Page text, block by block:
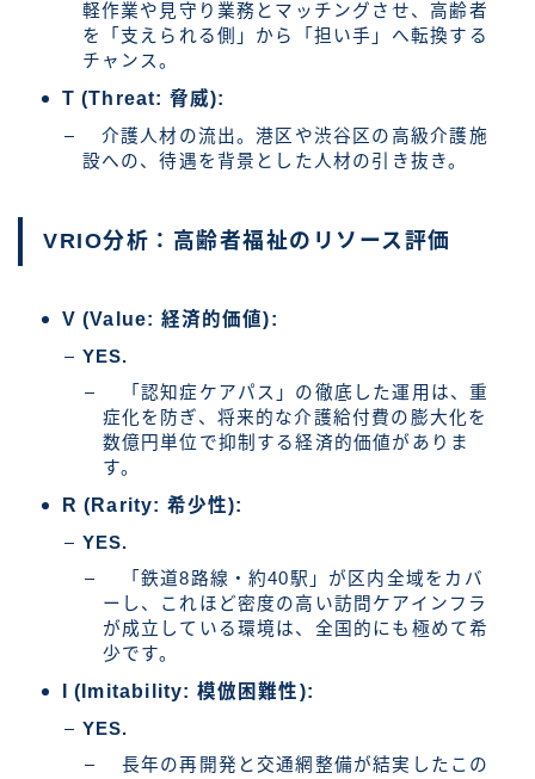
軽作業や見守り業務とマッチングさせ、高齢者
を「支えられる側」から「担い手」へ転換する
チャンス。
T (Threat: 脅威):
介護人材の流出。港区や渋谷区の高級介護施
設への、待遇を背景とした人材の引き抜き。
VRIO分析：高齢者福祉のリソース評価
V (Value: 経済的価値):
YES.
「認知症ケアパス」の徹底した運用は、重
症化を防ぎ、将来的な介護給付費の膨大化を
数億円単位で抑制する経済的価値がありま
す。
R (Rarity: 希少性):
YES.
「鉄道8路線・約40駅」が区内全域をカバ
ーし、これほど密度の高い訪問ケアインフラ
が成立している環境は、全国的にも極めて希
少です。
I (Imitability: 模倣困難性):
YES.
長年の再開発と交通網整備が結実したこの